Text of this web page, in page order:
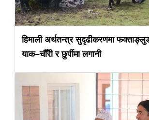
हिमाली अर्थतन्त्र सुदृढीकरणमा
याक–चौँरी र छुर्पीमा लगानी